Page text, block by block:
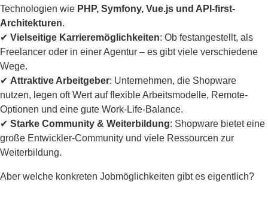
Technologien wie PHP, Symfony, Vue.js und API-first-
Architekturen.
✔ Vielseitige Karrieremöglichkeiten: Ob festangestellt, als
Freelancer oder in einer Agentur – es gibt viele verschiedene
Wege.
✔ Attraktive Arbeitgeber: Unternehmen, die Shopware
nutzen, legen oft Wert auf flexible Arbeitsmodelle, Remote-
Optionen und eine gute Work-Life-Balance.
✔ Starke Community & Weiterbildung: Shopware bietet eine
große Entwickler-Community und viele Ressourcen zur
Weiterbildung.
Aber welche konkreten Jobmöglichkeiten gibt es eigentlich?